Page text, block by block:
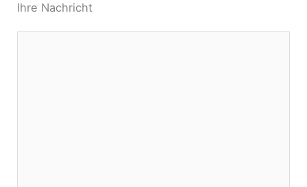
Ihre Nachricht